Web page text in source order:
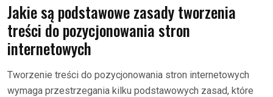
Jakie są podstawowe zasady tworzenia
treści do pozycjonowania stron
internetowych
Tworzenie treści do pozycjonowania stron internetowych
wymaga przestrzegania kilku podstawowych zasad, które